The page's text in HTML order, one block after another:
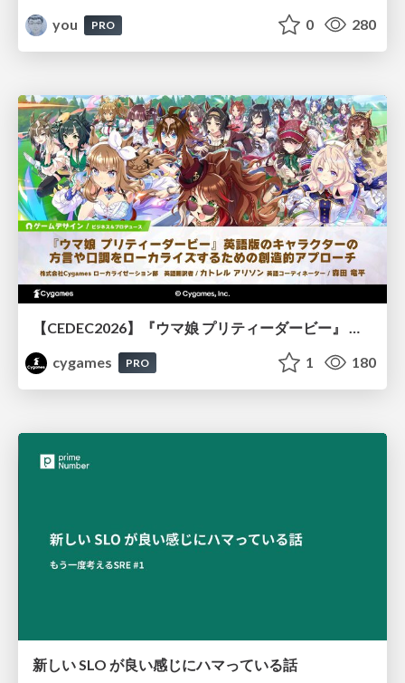
you
PRO 0 280
cygames
PRO 1 180
新しい SLO が良い感じにハマっている話